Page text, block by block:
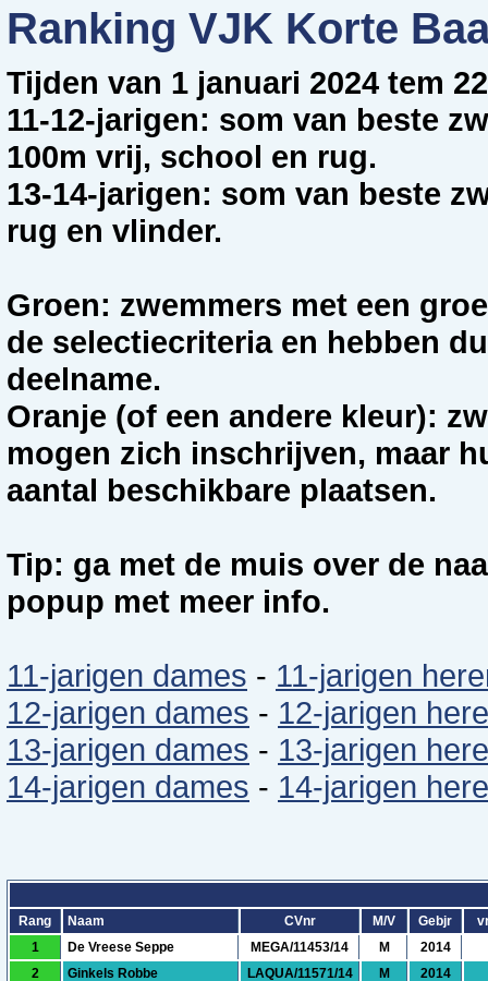
Ranking VJK Korte
Tijden van 1 januari 2024 tem
11-12-jarigen: som van beste
100m vrij, school en rug.
13-14-jarigen: som van beste
rug en vlinder.
Groen: zwemmers met een
de selectiecriteria en hebben
deelname.
Oranje (of een andere kleur):
mogen zich inschrijven, maar
aantal beschikbare plaatsen.
Tip: ga met de muis over de
popup met meer info.
11-jarigen dames - 11-jarigen
12-jarigen dames - 12-jarigen
13-jarigen dames - 13-jarigen
14-jarigen dames - 14-jarigen
Rang Naam CVnr M/V Gebjr
1
De Vreese Seppe MEGA/11453/14 M
2014
2
Ginkels Robbe LAQUA/11571/14 M
2014